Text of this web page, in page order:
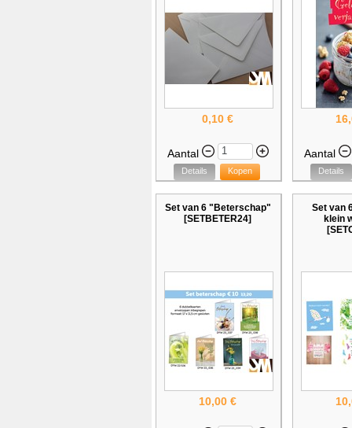
0,10 €
Aantal
Details Kopen
Aantal
Details
Set van 6 "Beterschap"
[SETBETER24]
10,00 €
Set van
klein